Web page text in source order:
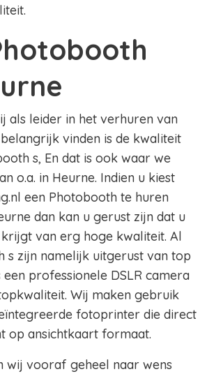
als leider in het verhuren van
vinden is de kwaliteit
s, En dat is ook waar we
o.a. in Heurne. Indien u kiest
een Photobooth te huren
dan kan u gerust zijn dat u
van erg hoge kwaliteit. Al
s zijn namelijk uitgerust van top
professionele DSLR camera
Wij maken gebruik
fotoprinter die direct
op ansichtkaart formaat.
wij vooraf geheel naar wens